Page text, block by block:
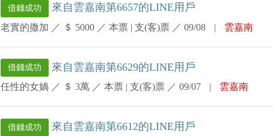
借錢成功 來自雲嘉南第6657的LINE用戶
老實的撒加 ／ ＄ 5000 ／ 本票 | 支(客)票 ／ 09/08 | 雲嘉南
借錢成功 來自雲嘉南第6629的LINE用戶
任性的女媧 ／ ＄ 3萬 ／ 本票 | 支(客)票 ／ 09/07 | 雲嘉南
借錢成功 來自雲嘉南第6612的LINE用戶